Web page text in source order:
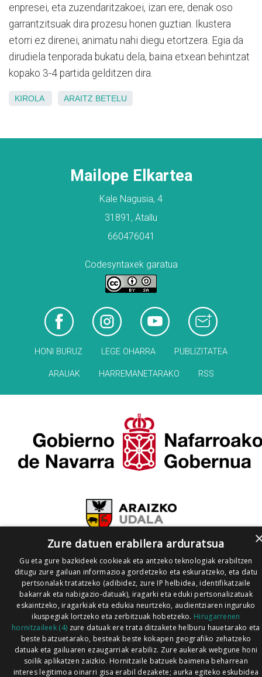
enpresei, eta zuzendaritzakoei, izan ere, denak oso
garrantzitsuak dira prozesu honen guztian. Ikustera
etorri ez direnei, animatu nahi diegu etortzera. Egia da
dirudiela tenporada bukatu dela, baina etxean behintzat
kopako 3-4 partida gelditzen dira.
KIROLA ARAITZ BETELU
Mailope Elkartea
Kale Nagusia, 4
31891, Atallu
660476041
Codesyntaxek garatua
HONI BURUZ LEGE OHARRA PUBLIZITATEA
ARAUAK HARREMANETARAKO RSS
Zure datuen erabilera arduratsua
Gu eta gure bazkideek cookieak eta antzeko teknologiak erabiltzen
ditugu zure gailuan informazioa gordetzeko eta eskuratzeko, eta datu
pertsonalak tratatzeko (adibidez, zure IP helbidea, identifikatzaile
bakarrak eta nabigazio-datuak), iragarki eta eduki pertsonalizatuak
eskaintzeko, iragarkiak eta edukia neurtzeko, audientziaren inguruko
ikuspegiak lortzeko eta zerbitzuak hobetzeko. Hirugarrenen
hornitzaileek (4) zure datuak ere trata ditzakete helburu hauetarako eta
beste batzuetarako, besteak beste kokapen geografiko zehatzeko
datuak eta gailuaren ezaugarriak erabiliz. Zure aukerak webgune honi
soilik aplikatzen zaizkio. Hornitzaile batzuek baimena beharrean
interes legitimoa oinarri gisa erabil dezakete; aurka egiteko eskubidea